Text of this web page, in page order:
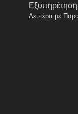
Δευτέρα με